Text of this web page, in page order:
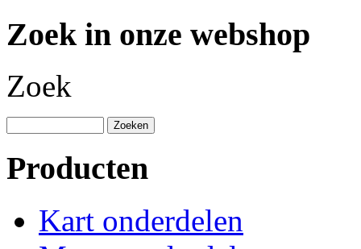
Zoek in onze webshop
Zoek
Producten
Kart onderdelen